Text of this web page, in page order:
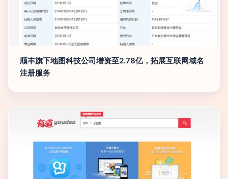
顺丰旗下地图科技公司增资至2.78亿，拓展互联网域名
注册服务